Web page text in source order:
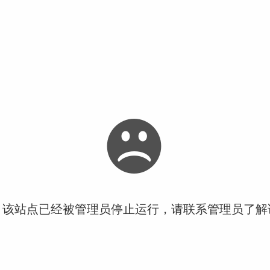
站点已经被管理员停止运行，请联系管理员了